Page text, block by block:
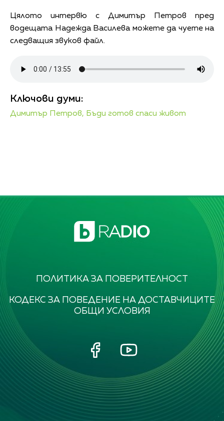
Цялото интервю с Димитър Петров пред
водещата Надежда Василева можете да чуете на
следващия звуков файл.
Ключови думи:
Димитър Петров, Бъди готов спаси живот
ПОЛИТИКА ЗА ПОВЕРИТЕЛНОСТ
КОДЕКС ЗА ПОВЕДЕНИЕ НА ДОСТАВЧИЦИТЕ
ОБЩИ УСЛОВИЯ